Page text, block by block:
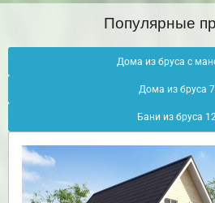
Популярные
Дома из бруса с
Дома из бруса
Бани из бруса